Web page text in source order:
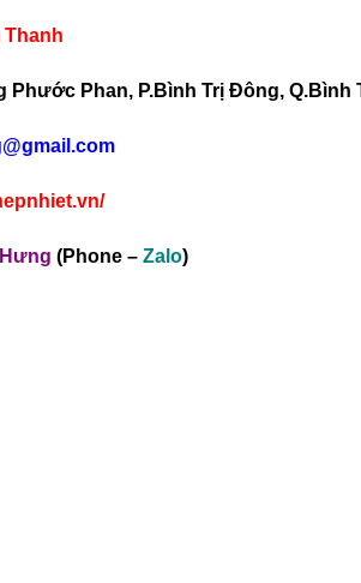
Phước Phan, P.Bình Trị Đông, Q.Bình
Hưng (Phone – Zalo)